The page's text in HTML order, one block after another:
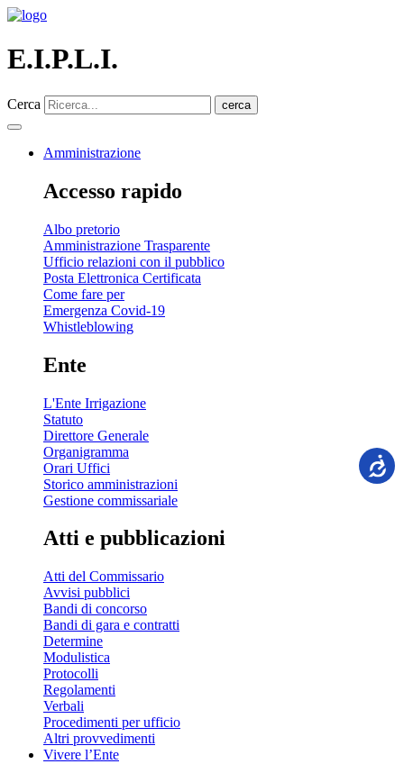
E.I.P.L.I.
Cerca cerca
Amministrazione
Accesso rapido
Albo pretorio
Amministrazione Trasparente
Ufficio relazioni con il pubblico
Posta Elettronica Certificata
Come fare per
Emergenza Covid-19
Whistleblowing
Ente
L'Ente Irrigazione
Statuto
Direttore Generale
Organigramma
Orari Uffici
Storico amministrazioni
Gestione commissariale
Atti e pubblicazioni
Atti del Commissario
Avvisi pubblici
Bandi di concorso
Bandi di gara e contratti
Determine
Modulistica
Protocolli
Regolamenti
Verbali
Procedimenti per ufficio
Altri provvedimenti
Vivere l’Ente